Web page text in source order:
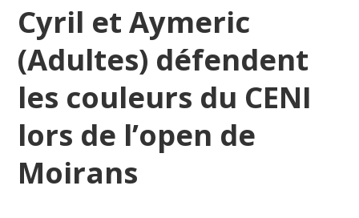
Cyril et Aymeric
(Adultes) défendent
les couleurs du CENI
lors de l’open de
Moirans